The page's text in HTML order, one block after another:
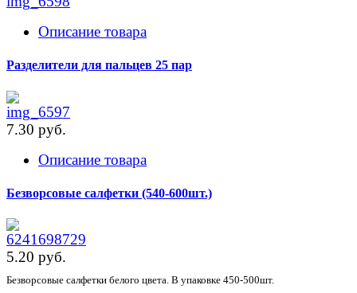
Описание товара
Разделители для пальцев 25 пар
7.30 pуб.
Описание товара
Безворсовые салфетки (540-600шт.)
5.20 pуб.
Безворсовые салфетки белого цвета. В упаковке 450-500шт.